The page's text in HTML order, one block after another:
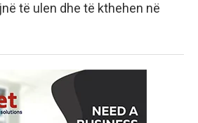
të ulen dhe të kthehen në